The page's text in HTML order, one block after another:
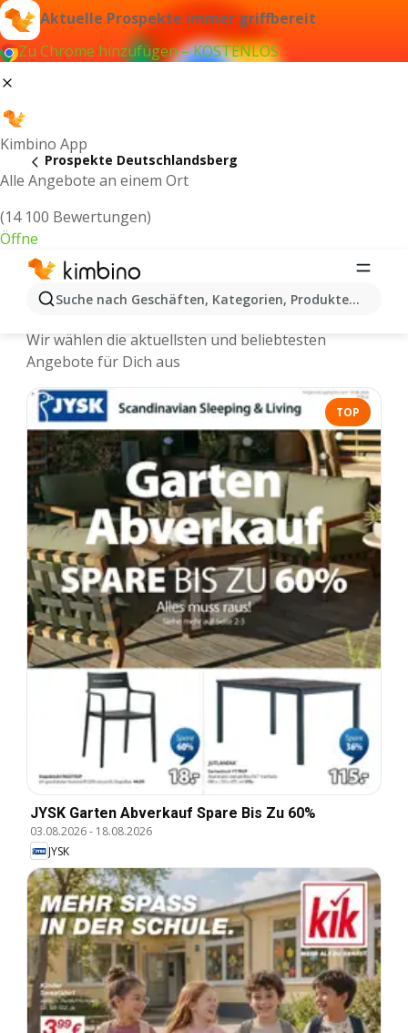
Aktuelle Prospekte immer griffbereit
Zu Chrome hinzufügen – KOSTENLOS
Kimbino App
Alle Angebote an einem Ort
(14 100 Bewertungen)
Öffne
Suche nach Geschäften, Kategorien, Produkten...
Prospekte Deutschlandsberg
Deutschlandsberg - Neuste
Wir wählen die aktuellsten und beliebtesten
Angebote für Dich aus
TOP
JYSK Garten Abverkauf Spare Bis Zu 60%
03.08.2026- 18.08.2026
JYSK